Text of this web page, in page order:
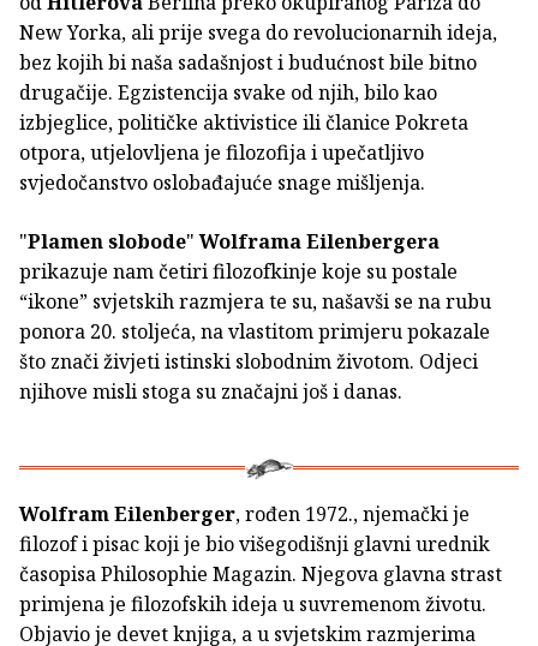
New Yorka, ali prije svega do revolucionarnih ideja,
bez kojih bi naša sadašnjost i budućnost bile bitno
drugačije. Egzistencija svake od njih, bilo kao
izbjeglice, političke aktivistice ili članice Pokreta
otpora, utjelovljena je filozofija i upečatljivo
svjedočanstvo oslobađajuće snage mišljenja.
"Plamen slobode"Wolframa Eilenbergera
prikazuje nam četiri filozofkinje koje su postale
“ikone” svjetskih razmjera te su, našavši se na rubu
ponora 20. stoljeća, na vlastitom primjeru pokazale
što znači živjeti istinski slobodnim životom. Odjeci
njihove misli stoga su značajni još i danas.
Wolfram Eilenberger, rođen 1972., njemački je
filozof i pisac koji je bio višegodišnji glavni urednik
časopisa Philosophie Magazin. Njegova glavna strast
primjena je filozofskih ideja u suvremenom životu.
Objavio je devet knjiga, a u svjetskim razmjerima